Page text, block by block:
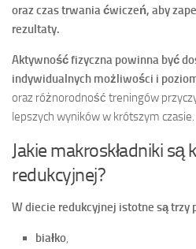
oraz czas trwania ćwiczeń, aby
rezultaty.
Aktywność fizyczna powinna być
indywidualnych możliwości i
oraz różnorodność treningów
lepszych wyników w krótszym czasie.
Jakie makroskładniki są
redukcyjnej?
W diecie redukcyjnej istotne są trzy
białko,